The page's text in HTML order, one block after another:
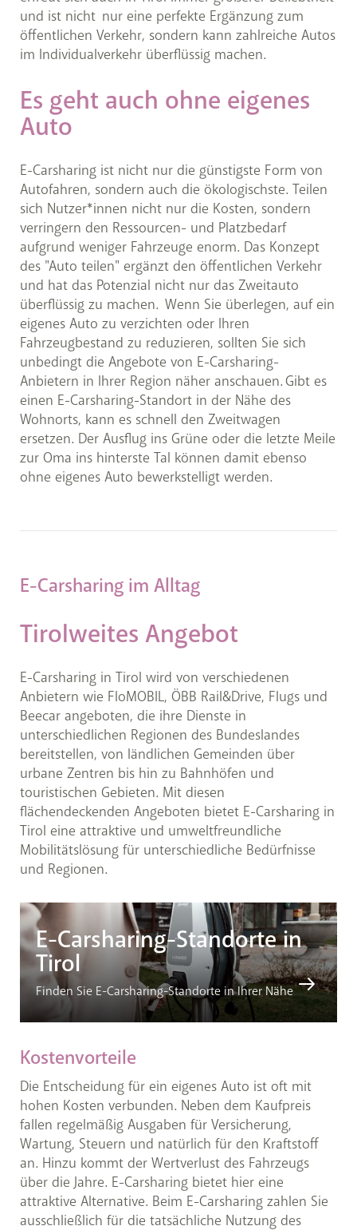
und ist nicht nur eine perfekte Ergänzung zum
öffentlichen Verkehr, sondern kann zahlreiche Autos
im Individualverkehr überflüssig machen.
Es geht auch ohne eigenes
Auto
E-Carsharing ist nicht nur die günstigste Form von
Autofahren, sondern auch die ökologischste. Teilen
sich Nutzer*innen nicht nur die Kosten, sondern
verringern den Ressourcen- und Platzbedarf
aufgrund weniger Fahrzeuge enorm. Das Konzept
des "Auto teilen" ergänzt den öffentlichen Verkehr
und hat das Potenzial nicht nur das Zweitauto
überflüssig zu machen. Wenn Sie überlegen, auf ein
eigenes Auto zu verzichten oder Ihren
Fahrzeugbestand zu reduzieren, sollten Sie sich
unbedingt die Angebote von E-Carsharing-
Anbietern in Ihrer Region näher anschauen. Gibt es
einen E-Carsharing-Standort in der Nähe des
Wohnorts, kann es schnell den Zweitwagen
ersetzen. Der Ausflug ins Grüne oder die letzte Meile
zur Oma ins hinterste Tal können damit ebenso
ohne eigenes Auto bewerkstelligt werden.
E-Carsharing im Alltag
Tirolweites Angebot
E-Carsharing in Tirol wird von verschiedenen
Anbietern wie FloMOBIL, ÖBB Rail&Drive, Flugs und
Beecar angeboten, die ihre Dienste in
unterschiedlichen Regionen des Bundeslandes
bereitstellen, von ländlichen Gemeinden über
urbane Zentren bis hin zu Bahnhöfen und
touristischen Gebieten. Mit diesen
flächendeckenden Angeboten bietet E-Carsharing in
Tirol eine attraktive und umweltfreundliche
Mobilitätslösung für unterschiedliche Bedürfnisse
und Regionen.
E-Carsharing-Standorte in
Tirol
Finden Sie E-Carsharing-Standorte in Ihrer Nähe
Kostenvorteile
Die Entscheidung für ein eigenes Auto ist oft mit
hohen Kosten verbunden. Neben dem Kaufpreis
fallen regelmäßig Ausgaben für Versicherung,
Wartung, Steuern und natürlich für den Kraftstoff
an. Hinzu kommt der Wertverlust des Fahrzeugs
über die Jahre. E-Carsharing bietet hier eine
attraktive Alternative. Beim E-Carsharing zahlen Sie
ausschließlich für die tatsächliche Nutzung des